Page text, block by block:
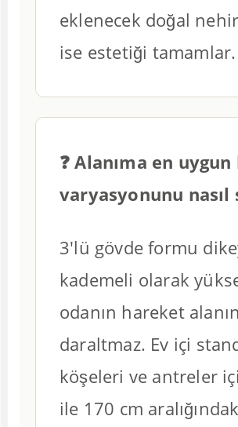
eklenecek doğal nehir
ise estetiği tamamlar.
❓ Alanıma en
varyasyonunu nasıl
3'lü gövde formu
kademeli olarak
odanın hareket
daraltmaz. Ev içi
köşeleri ve antreler
ile 170 cm